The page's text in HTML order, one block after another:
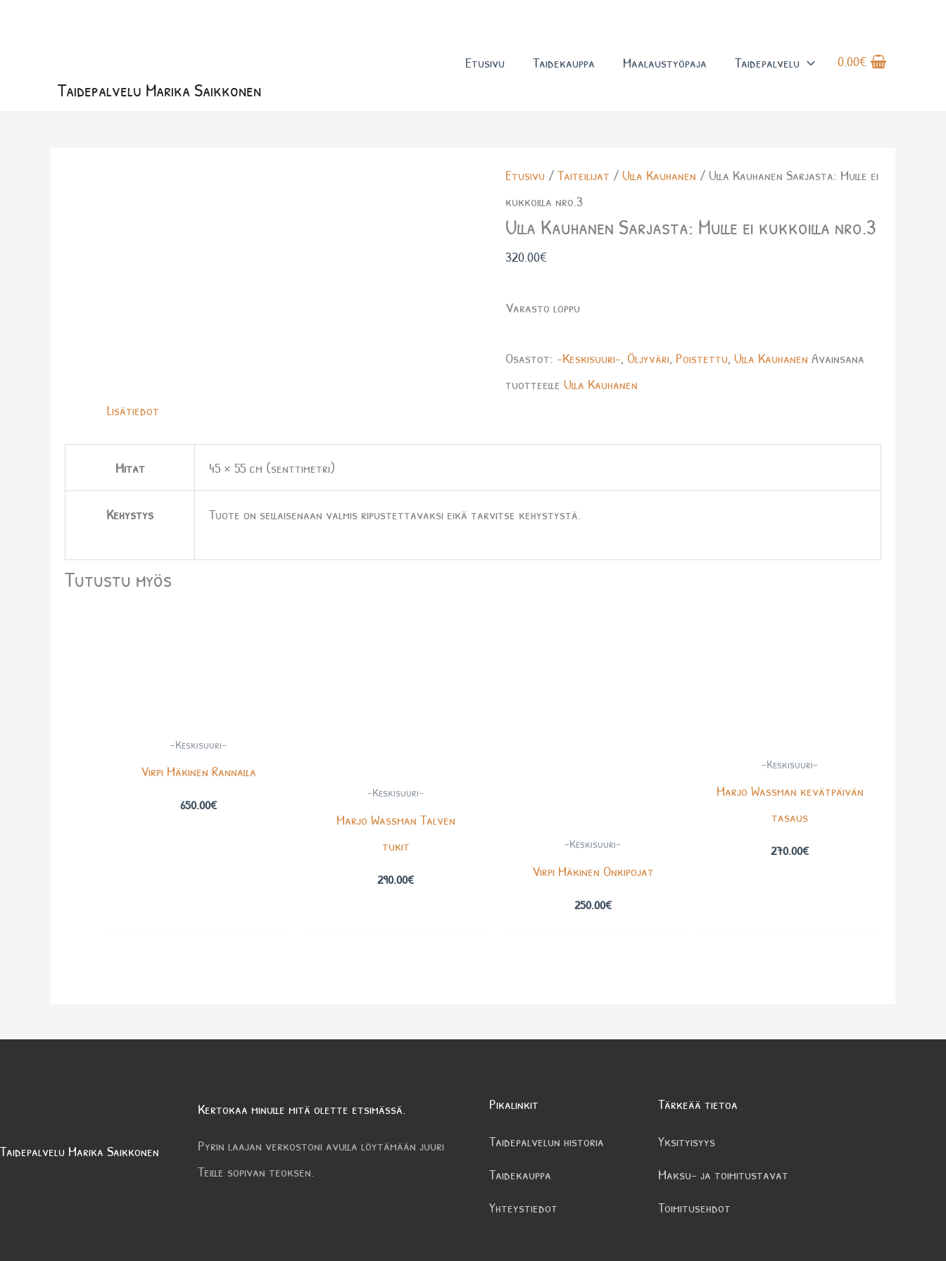
Taidepalvelu Marika Saikkonen
Etusivu Taidekauppa Maalaustyöpaja Taidepalvelu 0.00€
Etusivu /Taiteilijat /Ulla Kauhanen / Ulla Kauhanen Sarjasta: Mulle ei
kukkoilla nro.3
Ulla Kauhanen Sarjasta: Mulle ei kukkoilla nro.3
320.00€
Varasto loppu
Osastot:-Keskisuuri-,Öljyväri, Poistettu,Ulla Kauhanen Avainsana
tuotteelleUlla Kauhanen
Lisätiedot
Mitat 45 × 55 cm (senttimetri)
Kehystys Tuote on sellaisenaan valmis ripustettavaksi eikä tarvitse kehystystä.
Tutustu myös
-Keskisuuri-
Virpi Mäkinen Rannalla
650.00€
-Keskisuuri-
Marjo Wassman Talven
tukit
290.00€
-Keskisuuri-
Virpi Mäkinen Onkipojat
250.00€
-Keskisuuri-
Marjo Wassman kevätpäivän
tasaus
270.00€
Taidepalvelu Marika Saikkonen
Kertokaa minulle mitä olette etsimässä.
Pyrin laajan verkostoni avulla löytämään juuri
Teille sopivan teoksen.
Pikalinkit
Taidepalvelun historia
Taidekauppa
Yhteystiedot
Tärkeää tietoa
Yksityisyys
Maksu- ja toimitustavat
Toimitusehdot